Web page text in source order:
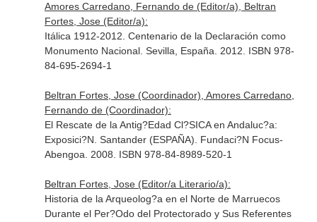
Amores Carredano, Fernando de (Editor/a), Beltran
Fortes, Jose (Editor/a):
Itálica 1912-2012. Centenario de la Declaración como
Monumento Nacional. Sevilla, España. 2012. ISBN 978-
84-695-2694-1
Beltran Fortes, Jose (Coordinador), Amores Carredano,
Fernando de (Coordinador):
El Rescate de la Antig?Edad Cl?SICA en Andaluc?a:
Exposici?N. Santander (ESPAÑA). Fundaci?N Focus-
Abengoa. 2008. ISBN 978-84-8989-520-1
Beltran Fortes, Jose (Editor/a Literario/a):
Historia de la Arqueolog?a en el Norte de Marruecos
Durante el Per?Odo del Protectorado y Sus Referentes